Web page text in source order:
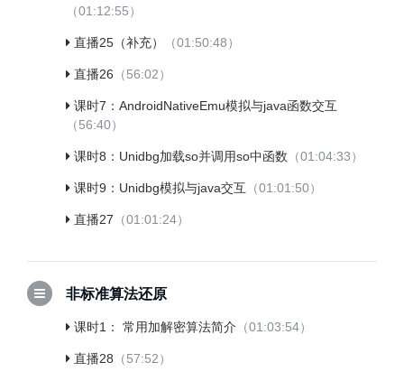
（01:12:55）
直播25（补充） （01:50:48）
直播26 （56:02）
课时7：AndroidNativeEmu模拟与java函数交互
（56:40）
课时8：Unidbg加载so并调用so中函数 （01:04:33）
课时9：Unidbg模拟与java交互 （01:01:50）
直播27 （01:01:24）
非标准算法还原
课时1： 常用加解密算法简介 （01:03:54）
直播28 （57:52）